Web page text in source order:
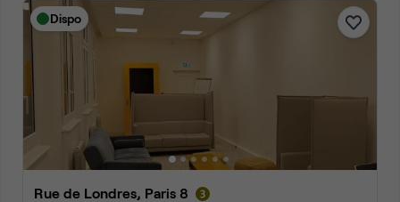
Dispo
Rue de Londres, Paris 8